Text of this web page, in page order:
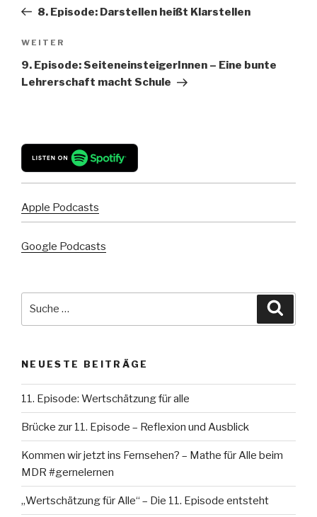
Beitrag
8. Episode: Darstellen heißt Klarstellen
Nächster
Beitrag
WEITER
9. Episode: SeiteneinsteigerInnen – Eine bunte
Lehrerschaft macht Schule
Apple Podcasts
Google Podcasts
NEUESTE BEITRÄGE
11. Episode: Wertschätzung für alle
Brücke zur 11. Episode – Reflexion und Ausblick
Kommen wir jetzt ins Fernsehen? – Mathe für Alle beim
MDR #gernelernen
„Wertschätzung für Alle“ – Die 11. Episode entsteht